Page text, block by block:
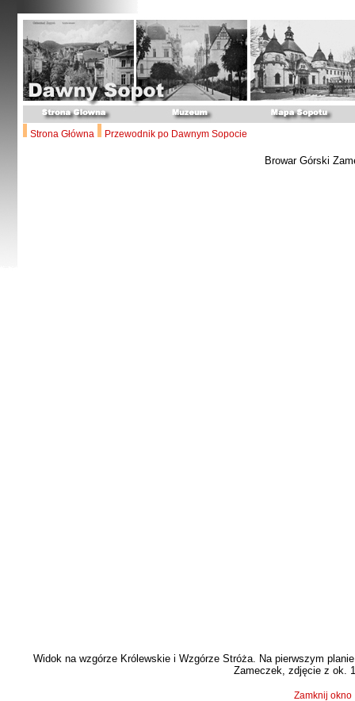
Strona Główna Przewodnik po Dawnym Sopocie
Browar Górski
Widok na wzgórze Królewskie i Wzgórze Stróża. Na pierwszym
Zameczek, zdjęcie z ok.
Zamknij okno